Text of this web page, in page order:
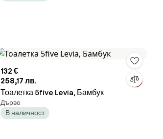
132 €
258,17 лв.
Тоалетка 5five Levia, Бамбук
Дърво
В наличност